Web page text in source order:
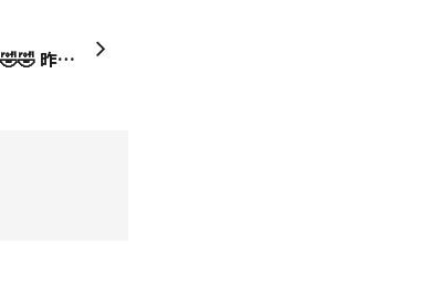
自分の株の話し。 買付余力がなく🤣🤣🤣 昨日は持ち株整理で 日本トムソンを1つ残して売却後 南海電鉄を追加 楽しみが増えました😀 持ち株整理 今日はどうするかな❓ 京急のニーサ分２００株 売却して 他を買うか迷う🤔